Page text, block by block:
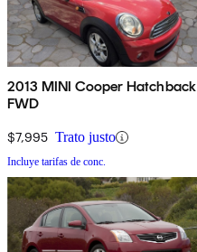
2013 MINI Cooper Hatchback
FWD
$7,995 Trato justo
Incluye tarifas de conc.